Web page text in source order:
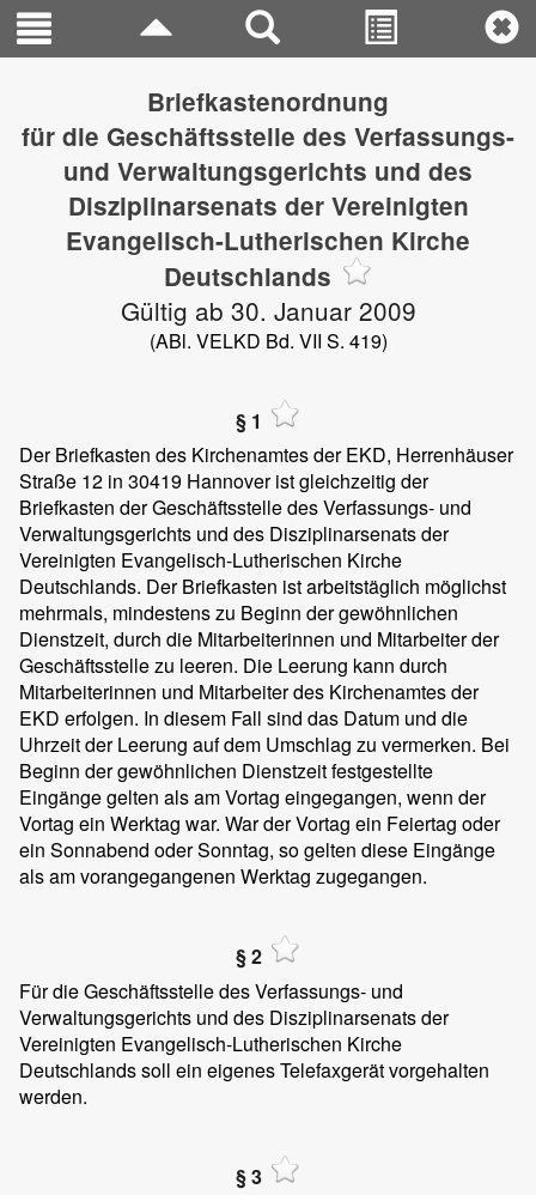
Briefkastenordnung
für die Geschäftsstelle des Verfassungs-
und Verwaltungsgerichts und des
Disziplinarsenats der Vereinigten
Evangelisch-Lutherischen Kirche
Deutschlands
Gültig ab 30. Januar 2009
(ABl. VELKD Bd. VII S. 419)
§ 1
Der Briefkasten des Kirchenamtes der EKD, Herrenhäuser
Straße 12 in 30419 Hannover ist gleichzeitig der
Briefkasten der Geschäftsstelle des Verfassungs- und
Verwaltungsgerichts und des Disziplinarsenats der
Vereinigten Evangelisch-Lutherischen Kirche
Deutschlands. Der Briefkasten ist arbeitstäglich möglichst
mehrmals, mindestens zu Beginn der gewöhnlichen
Dienstzeit, durch die Mitarbeiterinnen und Mitarbeiter der
Geschäftsstelle zu leeren. Die Leerung kann durch
Mitarbeiterinnen und Mitarbeiter des Kirchenamtes der
EKD erfolgen. In diesem Fall sind das Datum und die
Uhrzeit der Leerung auf dem Umschlag zu vermerken. Bei
Beginn der gewöhnlichen Dienstzeit festgestellte
Eingänge gelten als am Vortag eingegangen, wenn der
Vortag ein Werktag war. War der Vortag ein Feiertag oder
ein Sonnabend oder Sonntag, so gelten diese Eingänge
als am vorangegangenen Werktag zugegangen.
§ 2
Für die Geschäftsstelle des Verfassungs- und
Verwaltungsgerichts und des Disziplinarsenats der
Vereinigten Evangelisch-Lutherischen Kirche
Deutschlands soll ein eigenes Telefaxgerät vorgehalten
werden.
§ 3